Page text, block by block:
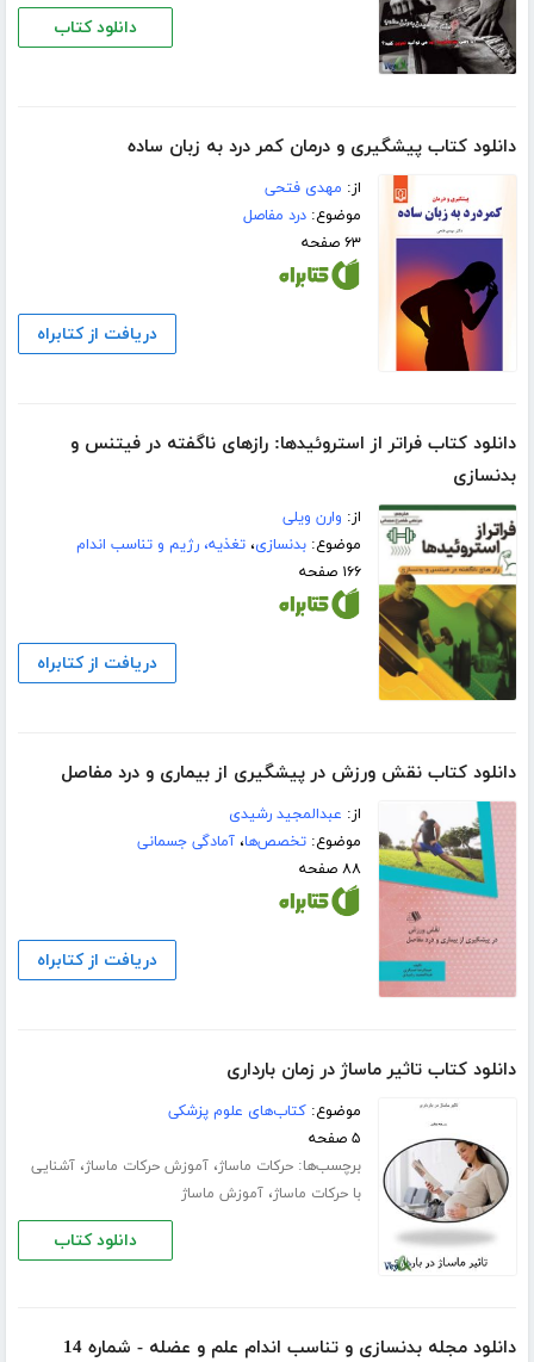
دانلود کتاب
دانلود کتاب پیشگیری و درمان کمر درد به زبان ساده
از: مهدی فتحی
موضوع:درد مفاصل
۶۳ صفحه
دریافت از کتابراه
دانلود کتاب فراتر از استروئیدها: رازهای ناگفته در فیتنس و
بدنسازی
از: وارن ویلی
موضوع:بدنسازی،تغذیه، رژیم و تناسب اندام
۱۶۶ صفحه
دریافت از کتابراه
دانلود کتاب نقش ورزش در پیشگیری از بیماری و درد مفاصل
از: عبدالمجید رشیدی
موضوع:تخصص‌ها،آمادگی جسمانی
۸۸ صفحه
دریافت از کتابراه
دانلود کتاب تاثیر ماساژ در زمان بارداری
موضوع:کتاب‌های علوم پزشکی
۵ صفحه
برچسب‌ها:حرکات ماساژ،آموزش حرکات ماساژ،آشنایی
با حرکات ماساژ،آموزش ماساژ
دانلود کتاب
دانلود مجله بدنسازی و تناسب اندام علم و عضله - شماره 14